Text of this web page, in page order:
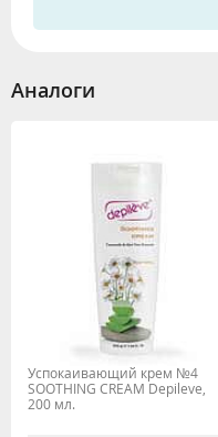
Аналоги
Успокаивающий крем №4
SOOTHING CREAM Depileve,
200 мл.